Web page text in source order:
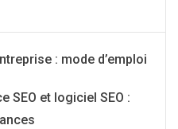
: mode d’emploi
SEO et logiciel SEO :